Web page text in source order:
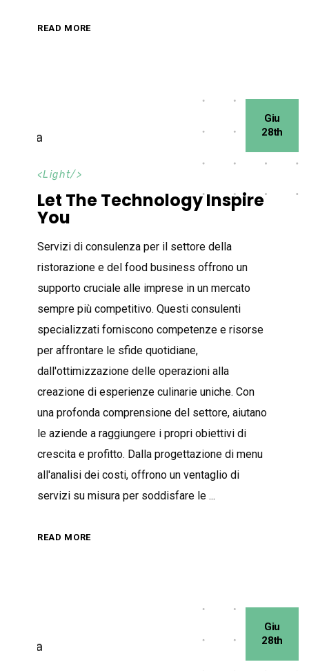
READ MORE
Giu
28th
<Light/>
Let The Technology Inspire
You
Servizi di consulenza per il settore della
ristorazione e del food business offrono un
supporto cruciale alle imprese in un mercato
sempre più competitivo. Questi consulenti
specializzati forniscono competenze e risorse
per affrontare le sfide quotidiane,
dall'ottimizzazione delle operazioni alla
creazione di esperienze culinarie uniche. Con
una profonda comprensione del settore, aiutano
le aziende a raggiungere i propri obiettivi di
crescita e profitto. Dalla progettazione di menu
all'analisi dei costi, offrono un ventaglio di
servizi su misura per soddisfare le
READ MORE
Giu
28th